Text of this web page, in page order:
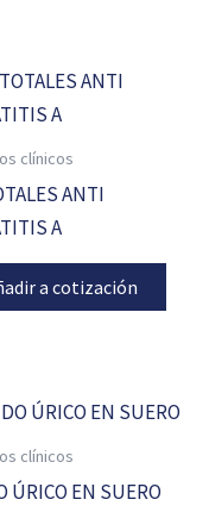
clínicos
ANTI
A
a cotización
clínicos
ÚRICO EN SUERO